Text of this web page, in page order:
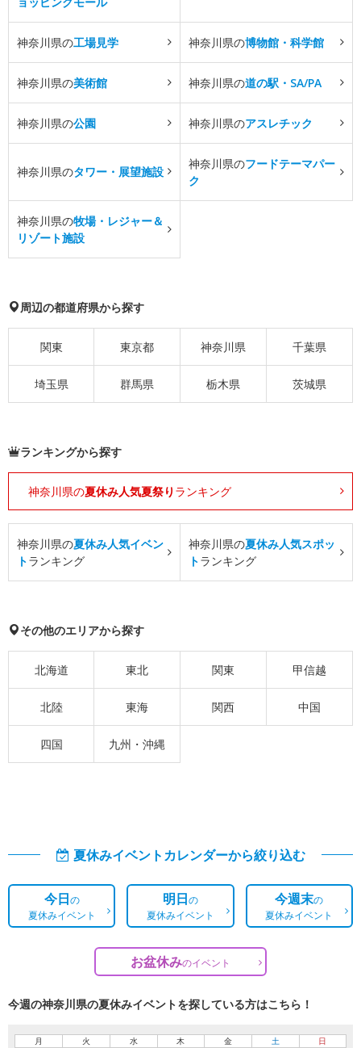
神奈川県の工場見学 神奈川県の博物館・科学館
神奈川県の美術館 神奈川県の道の駅・SA/PA
神奈川県の公園 神奈川県のアスレチック
神奈川県のタワー・展望施設
神奈川県のフードテーマパー
ク
神奈川県の牧場・レジャー＆
リゾート施設
周辺の都道府県から探す
関東 東京都 神奈川県 千葉県
埼玉県 群馬県 栃木県 茨城県
ランキングから探す
神奈川県の夏休み人気夏祭り ランキング
神奈川県の夏休み人気イベン
トランキング
神奈川県の夏休み人気スポッ
トランキング
その他のエリアから探す
北海道 東北 関東 甲信越
北陸 東海 関西 中国
四国 九州・沖縄
夏休みイベントカレンダーから絞り込む
今日の
夏休みイベント
明日の
夏休みイベント
今週末の
夏休みイベント
お盆休みのイベント
今週の神奈川県の夏休みイベントを探している方はこちら！
月 火 水 木 金 土 日